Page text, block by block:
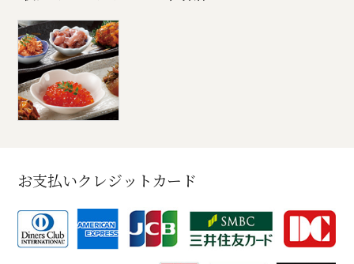
お支払いクレジットカード